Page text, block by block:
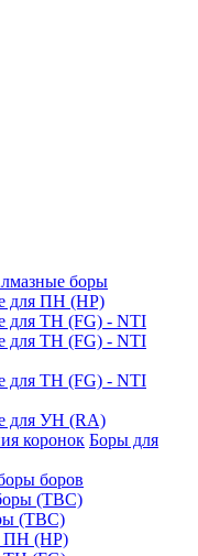
боры
для ПН (HP)
для ТН (FG) - NTI
для ТН (FG) - NTI
для ТН (FG) - NTI
для УН (RA)
Боры для
боров
(ТВС)
ПН (HP)